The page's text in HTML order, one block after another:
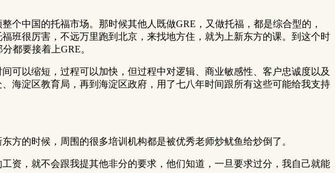
中国的托福市场。那时候其他人既做GRE，又做托福，都是综合型的，
班很厉害，不远万里跑到北京，来找地方住，就为上新东方的课。到这个时
都要接着上GRE。
可以缩短，过程可以加快，但过程中对逻辑、商业敏感性、客户忠诚度以及
海淀区教育局，再到海淀区政府，用了七八年时间跟所有这些可能给我支持
方的时候，周围的很多培训机构都是被优秀老师炒鱿鱼给炒倒了。
资，就不会跟我提其他非分的要求，他们知道，一旦要求过分，我自己就能